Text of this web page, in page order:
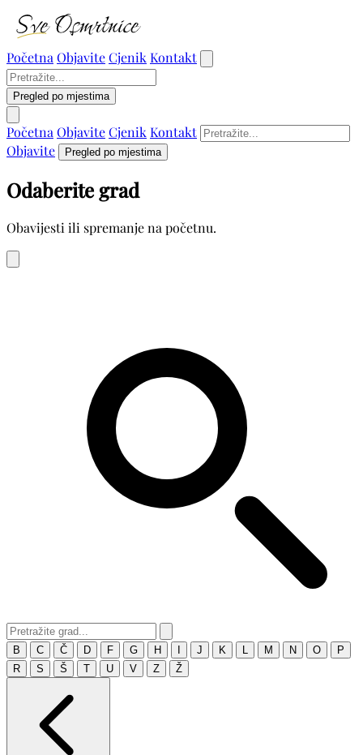
Početna ObjaviteCjenik Kontakt
Pregled po mjestima
Početna ObjaviteCjenik Kontakt
Objavite
Pregled po mjestima
Odaberite grad
Obavijesti ili spremanje na početnu.
B C Č D F G H J K M N O
P
R
S Š T U V Z Ž